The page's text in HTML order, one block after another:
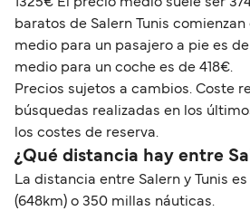
1325€ El precio medio suele ser
baratos de Salern Tunis
medio para un pasajero a pie es
medio para un coche es de 418€.
Precios sujetos a cambios. Coste
búsquedas realizadas en los
los costes de reserva.
¿Qué distancia hay entre
La distancia entre Salern y Tunis
(648km) o 350 millas náuticas.